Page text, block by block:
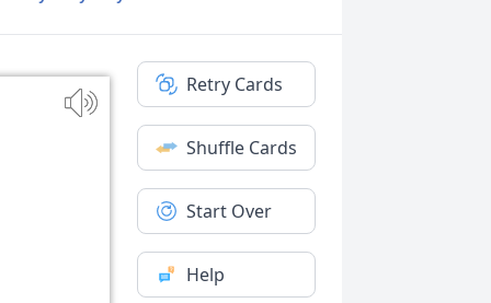
Retry Cards
Shuffle Cards
Start Over
Help